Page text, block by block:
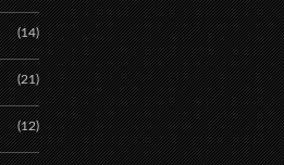
(14)
(21)
(12)